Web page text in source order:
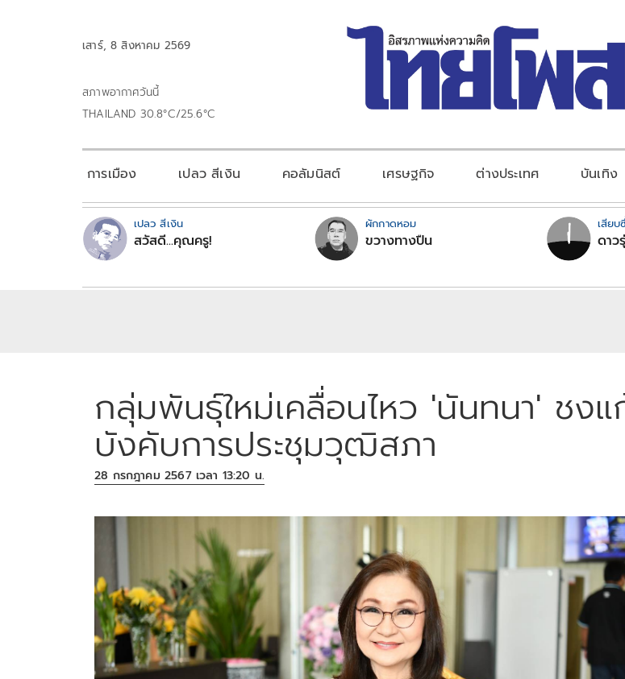
เสาร์, 8 สิงหาคม 2569
สภาพอากาศวันนี้
THAILAND 30.8°C/25.6°C
การเมือง เปลว สีเงิน คอลัมนิสต์ เศรษฐกิจ ต่างประเทศ บันเทิง
เปลว สีเงิน
สวัสดี...คุณครู!
ผักกาดหอม
ขวางทางปืน
เสียบ
ดาว
กลุ่มพันธุ์ใหม่เคลื่อนไหว 'นันทนา' ชง
บังคับการประชุมวุฒิสภา
28 กรกฎาคม 2567 เวลา 13:20 น.